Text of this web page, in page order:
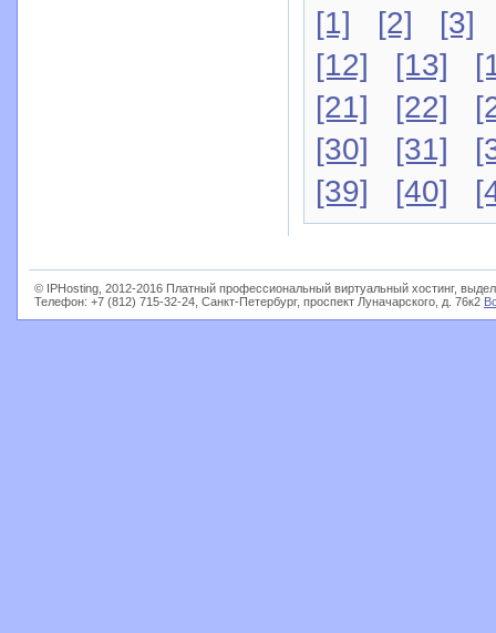
[1]
[2]
[3]
[12]
[13]
[21]
[22]
[30]
[31]
[39]
[40]
© IPHosting, 2012-2016 Платный профессиональный виртуальный хостинг,
Телефон: +7 (812) 715-32-24, Санкт-Петербург, проспект Луначарского, д. 76к2